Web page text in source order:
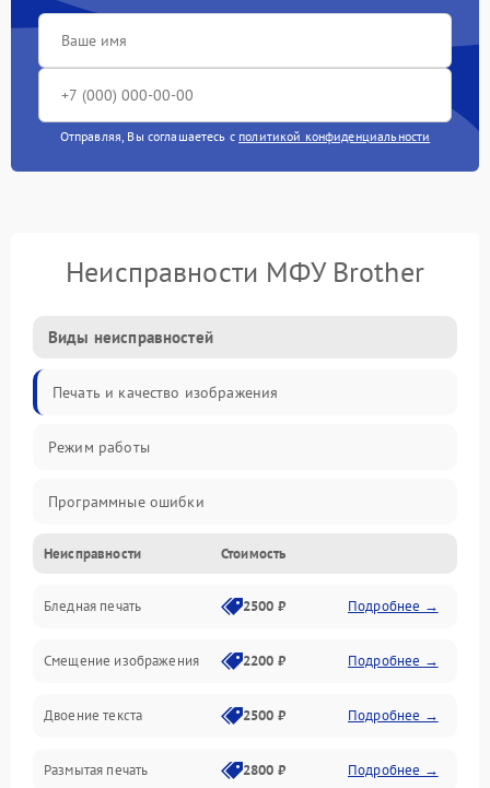
Отправляя, Вы соглашаетесь с политикой конфиденциальности
Неисправности МФУ Brother
Виды неисправностей
Печать и качество изображения
Режим работы
Программные ошибки
Картриджи и расходники
Сканер и копирование
Механика и узлы
Программные сбои
Подключение и интерфейсы
Неисправности Стоимость
Бледная печать 2500 ₽ Подробнее →
Смещение изображения 2200 ₽ Подробнее →
Двоение текста 2500 ₽ Подробнее →
Размытая печать 2800 ₽ Подробнее →